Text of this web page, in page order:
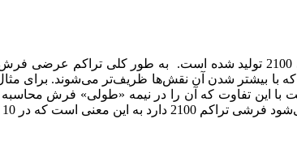
به طور کلی تراکم عرضی فرش
بیشتر شدن آن نقش‌ها ظریف‌تر می‌شوند. برای
تفاوت که آن را در نیمه «طولی» فرش محاسبه نموده و